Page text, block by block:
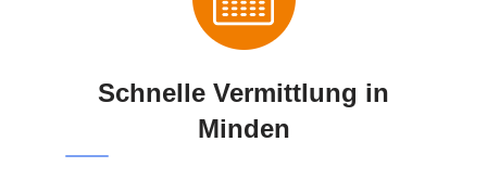
Schnelle Vermittlung in
Minden